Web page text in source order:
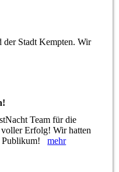
Stadt Kempten. Wir
Team für die
Erfolg! Wir hatten
Publikum!mehr